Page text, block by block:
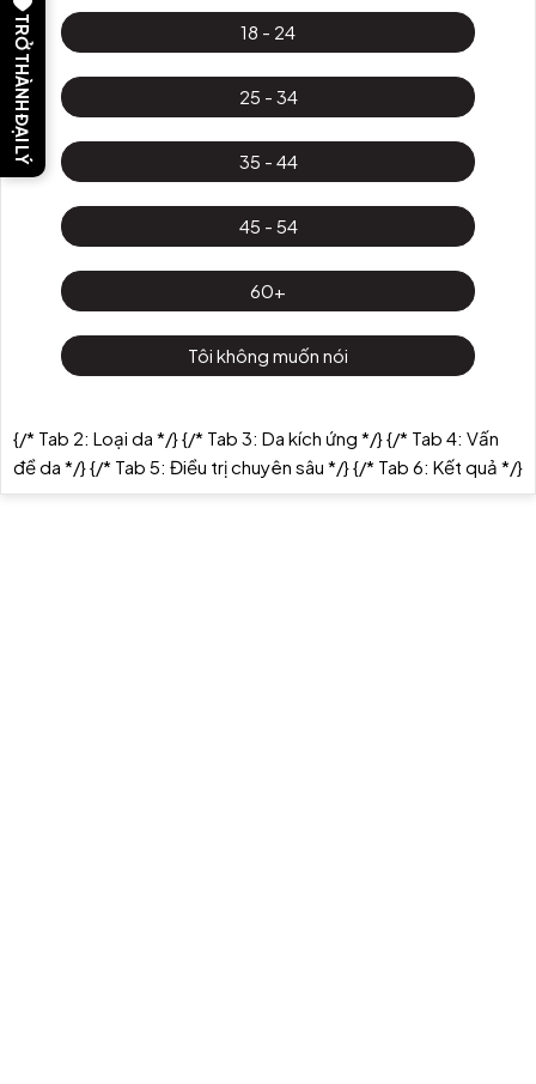
18 - 24
25 - 34
35 - 44
45 - 54
60+
Tôi không muốn nói
{/* Tab 2: Loại da */}{/* Tab 3: Da kích ứng */}{/* Tab 4: Vấn
đề da */}{/* Tab 5: Điều trị chuyên sâu */}{/* Tab 6: Kết quả */}
TRỞ THÀNH ĐẠI LÝ